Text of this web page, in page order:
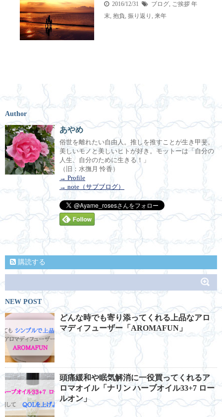
2016/12/31 ブログ, ご挨拶 年
末, 抱負, 振り返り , 来年
Author
あやめ
俗世を離れたい自由人。推しを推すことが生き甲斐。
美しいモノと美しいヒトが好き。モットーは「自分の
人生、自分のために生きる！」
（旧：水撫月 怜香）
→ Profile
→ note（サブブログ）
購読する
NEW POST
どんな時でも寄り添ってくれる上品なアロ
マディフューザー「AROMAFUN」
頭痛緩和や眠気解消に一役買ってくれるア
ロマオイル「ナリン ハーブオイル33+7 ロー
ルオン」